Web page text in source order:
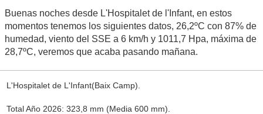
Buenas noches desde L'Hospitalet de l'Infant, en estos
momentos tenemos los siguientes datos, 26,2ºC con 87% de
humedad, viento del SSE a 6 km/h y 1011,7 Hpa, máxima de
28,7ºC, veremos que acaba pasando mañana.
L'Hospitalet de L'Infant(Baix Camp).
Total Año 2026: 323,8 mm (Media 600 mm).